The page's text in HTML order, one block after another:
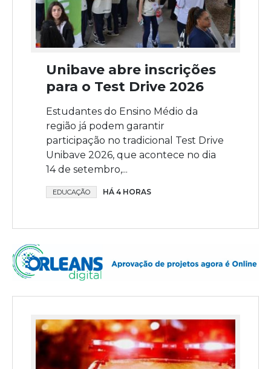
Unibave abre inscrições
para o Test Drive 2026
Estudantes do Ensino Médio da
região já podem garantir
participação no tradicional Test Drive
Unibave 2026, que acontece no dia
14 de setembro,...
EDUCAÇÃO HÁ 4 HORAS